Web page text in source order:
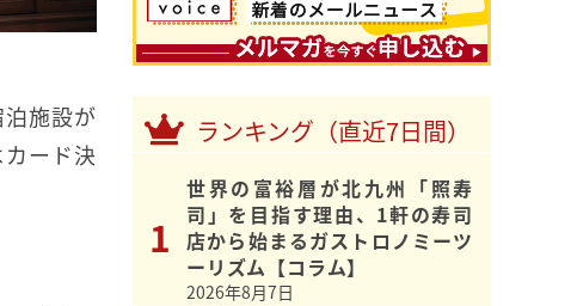
施設が
ード決
ランキング（直近7日間）
世界の富裕層が北九州「照寿
司」を目指す理由、1軒の寿司
店から始まるガストロノミーツ
ーリズム【コラム】
2026年8月7日